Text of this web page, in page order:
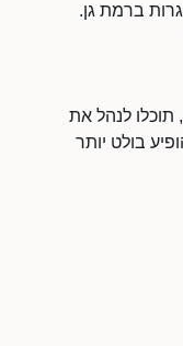
ברמת גן.
לנהל את
בולט יותר